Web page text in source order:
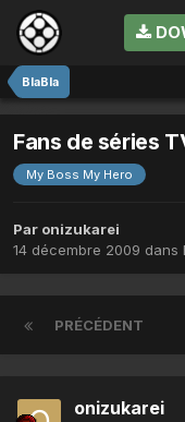
BlaBla
Fans de séries
My Boss My Hero
Par onizukarei
14 décembre 2009 dans
PRÉCÉDENT
onizukarei